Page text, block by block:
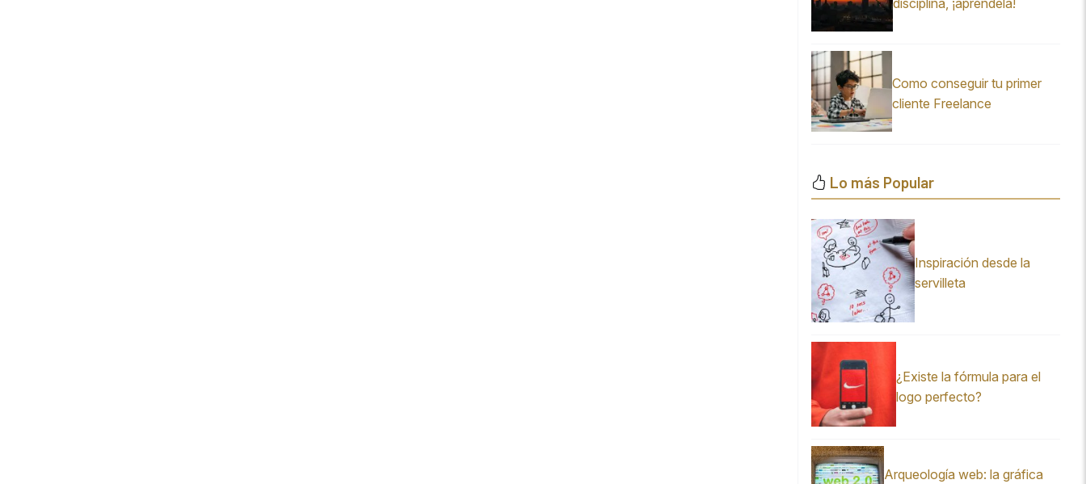
Como conseguir tu primer
cliente Freelance
Lo más Popular
Inspiración desde la
servilleta
¿Existe la fórmula para el
logo perfecto?
Arqueología web: la gráfica